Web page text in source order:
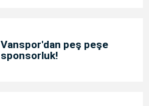
Vanspor'dan peş peşe
sponsorluk!